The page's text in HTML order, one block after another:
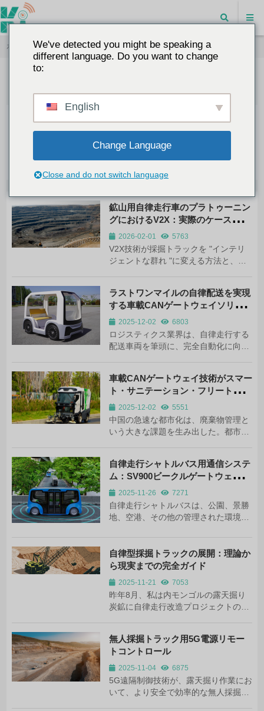
ホーム "ソリューション
ソリューション - key-iot
実際の産業用IoT導入事例をご覧ください。当社の堅牢なデバイ
スがどのように様々な業界で安全な接続を可能にしているかをご
覧ください。
鉱山用自律走行車のプラトゥーニン
グにおけるV2X：実際のケーススタ
ディとハードウェアの推奨
2026-02-01 5763
V2X技術が採掘トラックを "インテリ
ジェントな群れ "に変える方法と、
ラストワンマイルの自律配送を実現
する車載CANゲートウェイソリュー
ション
2025-12-02 6803
ロジスティクス業界は、自律走行する
配送車両を筆頭に、完全自動化に向け
が、そこに至るには重要なコミュニケ
ーションの課題を解決する必要があ
る。
車載CANゲートウェイ技術がスマー
ト・サニテーション・フリートへど
のように貢献するか
2025-12-02 5551
中国の急速な都市化は、廃棄物管理と
いう大きな課題を生み出した。都市か
追加している。伝統的な収集方法では
追いつかないため、ゴミの収集が急務
となっている。
自律走行シャトルバス用通信システ
ム：SV900ビークルゲートウェイの
技術分析
2025-11-26 7271
自律走行シャトルバスは、公園、景勝
地、空港、その他の管理された環境で
いないシャトルバスは、オンボードの
インテリジェント・システムとクラウ
自律型採掘トラックの展開：理論か
ら現実までの完全ガイド
2025-11-21 7053
昨年8月、私は内モンゴルの露天掘り
炭鉱に自律走行改造プロジェクトのた
触れた瞬間だった。
無人採掘トラック用5G電源リモー
トコントロール
2025-11-04 6875
5G遠隔制御技術が、露天掘り作業にお
いて、より安全で効率的な無人採掘ト
We've detected you might be speaking a
different language. Do you want to change
to:
English
Change Language
Close and do not switch language